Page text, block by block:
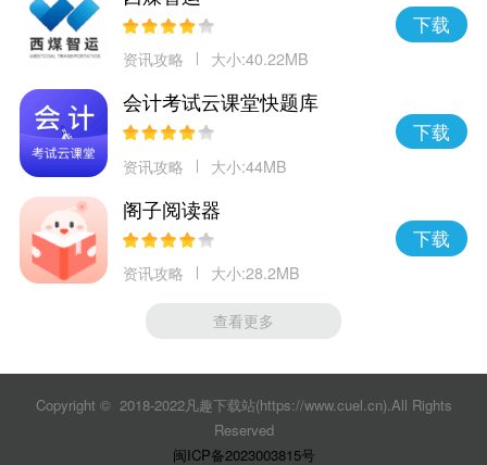
资讯攻略 大小:40.22MB
下载
会计考试云课堂快题库
资讯攻略 大小:44MB
下载
阁子阅读器
资讯攻略 大小:28.2MB
下载
查看更多
Copyright © 2018-2022凡趣下载站(https://www.cuel.cn).All Rights
Reserved
闽ICP备2023003815号